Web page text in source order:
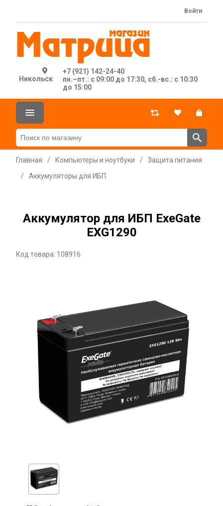
Никольск
+7 (921) 142-24-40
пн.–пт.: с 09:00 до 17:30, сб.-вс.: с 10:30
до 15:00
Войти
Главная / Компьютеры и ноутбуки /
Защита питания
/
Аккумуляторы для ИБП
Аккумулятор для ИБП ExeGate
EXG1290
Код товара: 108916